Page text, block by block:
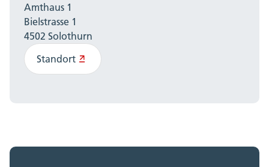
Amthaus 1
Bielstrasse 1
4502 Solothurn
Standort